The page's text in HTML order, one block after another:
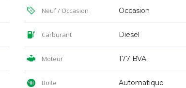
Neuf / Occasion Occasion
Carburant Diesel
Moteur 177 BVA
Boite Automatique